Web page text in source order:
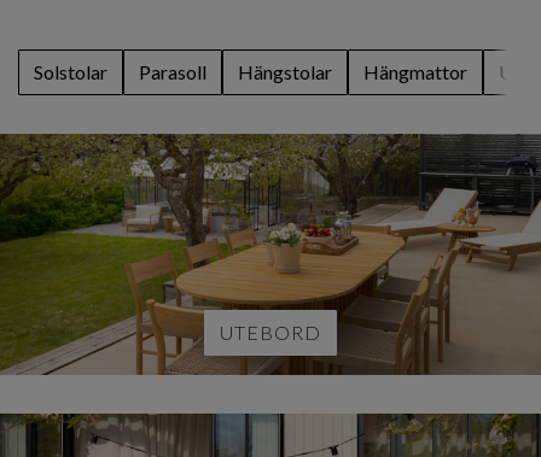
Solstolar Parasoll Hängstolar Hängmattor
UTEBORD